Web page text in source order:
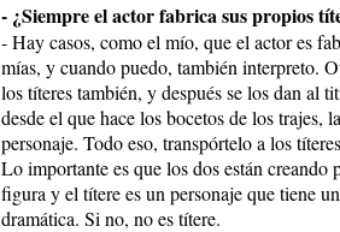
- ¿Siempre el actor fabrica sus propios
- Hay casos, como el mío, que el actor es
mías, y cuando puedo, también interpreto.
los títeres también, y después se los dan al
desde el que hace los bocetos de los trajes,
personaje. Todo eso, transpórtelo a los
Lo importante es que los dos están
figura y el títere es un personaje que tiene
dramática. Si no, no es títere.